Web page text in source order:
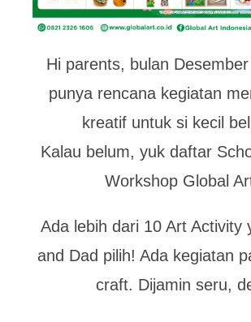
Hi parents, bulan
punya rencana kegiatan
kreatif untuk si kecil
Kalau belum, yuk daftar
Workshop Global
Ada lebih dari 10 Art Activity
and Dad pilih! Ada kegiatan
craft. Dijamin seru,